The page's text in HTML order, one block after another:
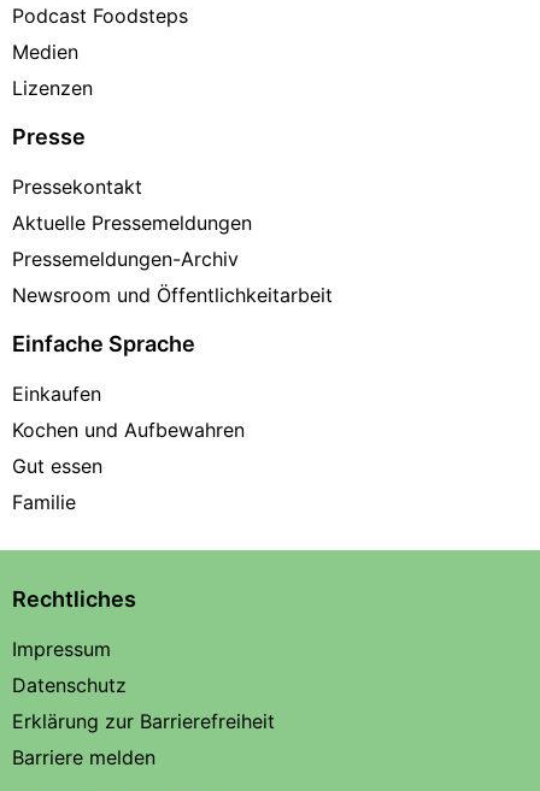
Podcast Foodsteps
Medien
Lizenzen
Presse
Pressekontakt
Aktuelle Pressemeldungen
Pressemeldungen-Archiv
Newsroom und Öffentlichkeitarbeit
Einfache Sprache
Einkaufen
Kochen und Aufbewahren
Gut essen
Familie
Rechtliches
Impressum
Datenschutz
Erklärung zur Barrierefreiheit
Barriere melden